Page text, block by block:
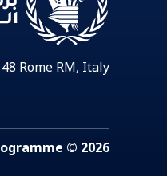
Rome RM, Italy
2026 © World Food Programme